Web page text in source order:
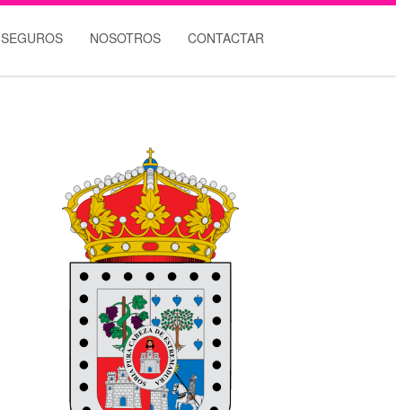
SEGUROS NOSOTROS CONTACTAR